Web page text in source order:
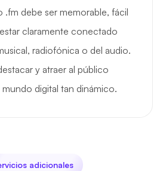
.fm debe ser memorable, fácil
claramente conectado
radiofónica o del audio.
y atraer al público
digital tan dinámico.
adicionales